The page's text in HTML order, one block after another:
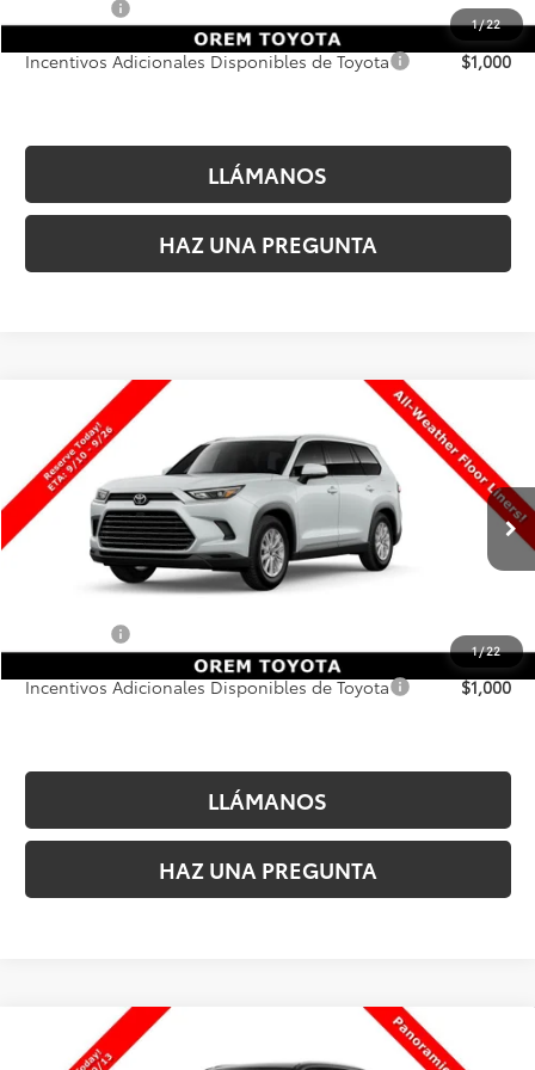
1/22
$51,930
Incentivos Adicionales Disponibles de Toyota $1,000
LLÁMANOS
HAZ UNA PREGUNTA
1/22
Toyota Grand Highlander Hybrid XLE
VIN:5TDACAB5XTS34G184Valores: 34G184Modelo:6722
En Producción Int.
$51,337
PRECIO FINAL
Less
MSRP inicial:
$50,838
$51,337
Incentivos Adicionales Disponibles de Toyota $1,000
LLÁMANOS
HAZ UNA PREGUNTA
Comparar vehículo
Toyota Grand Highlander Hybrid
$56,192
Comparar vehículo